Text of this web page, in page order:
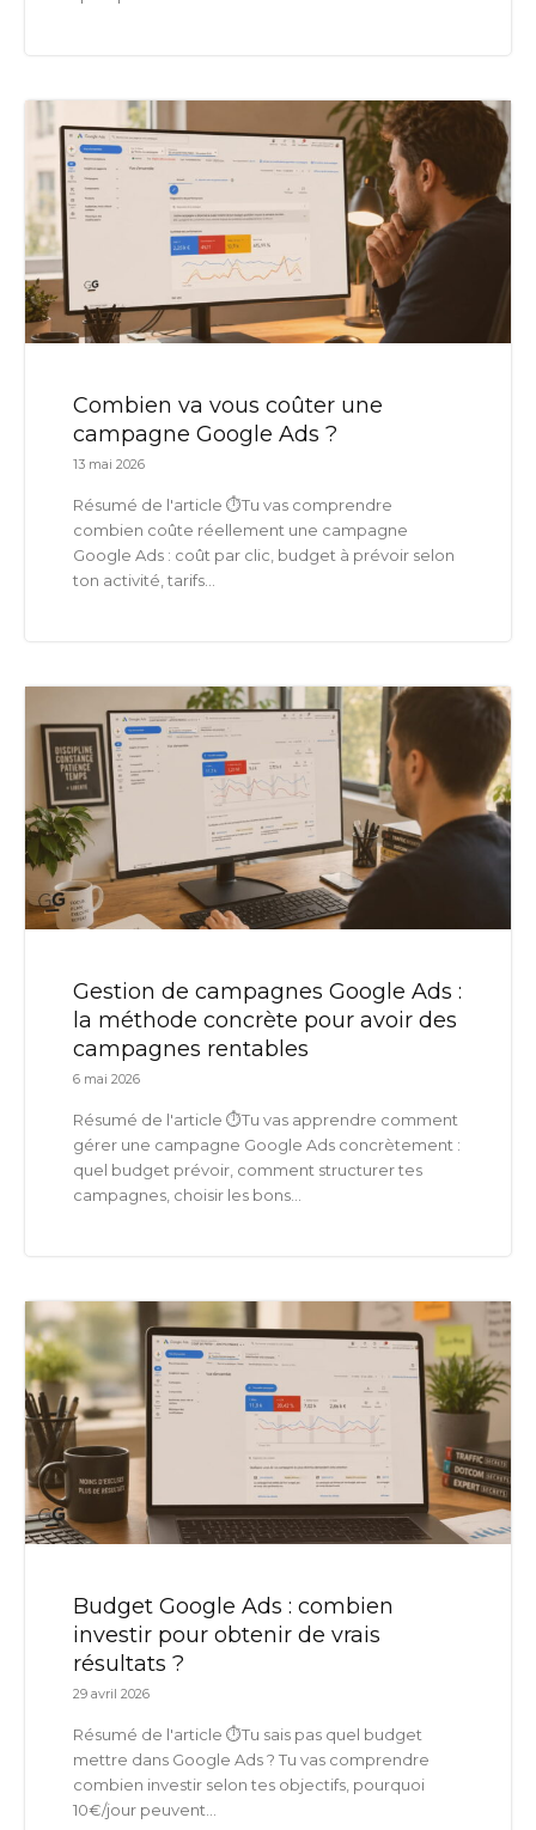
Combien va vous coûter une
campagne Google Ads ?
13 mai 2026
Résumé de l'article ⏱️Tu vas comprendre
combien coûte réellement une campagne
Google Ads : coût par clic, budget à prévoir selon
ton activité, tarifs...
Gestion de campagnes Google Ads :
la méthode concrète pour avoir des
campagnes rentables
6 mai 2026
Résumé de l'article ⏱️Tu vas apprendre comment
gérer une campagne Google Ads concrètement :
quel budget prévoir, comment structurer tes
campagnes, choisir les bons...
Budget Google Ads : combien
investir pour obtenir de vrais
résultats ?
29 avril 2026
Résumé de l'article ⏱️Tu sais pas quel budget
mettre dans Google Ads ? Tu vas comprendre
combien investir selon tes objectifs, pourquoi
10€/jour peuvent...